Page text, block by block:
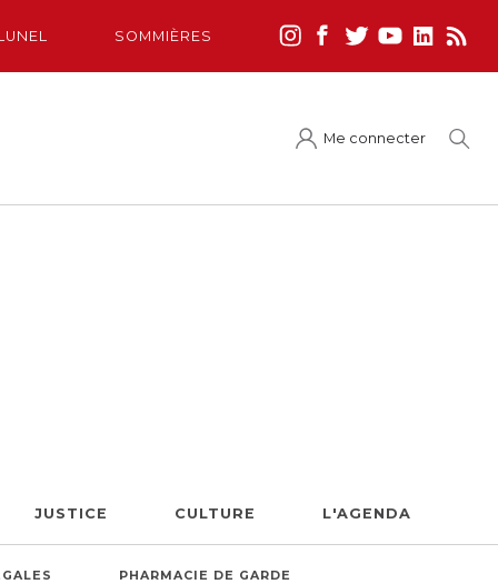
SOMMIÈRES
Me connecter
JUSTICE CULTURE L'AGENDA
PHARMACIE DE GARDE